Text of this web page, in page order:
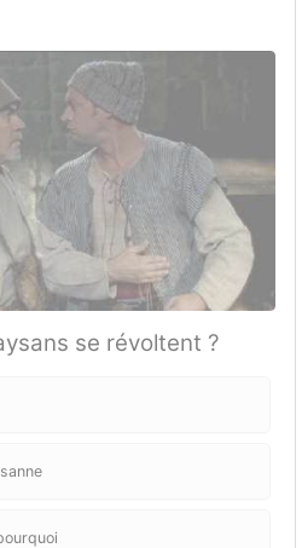
se révoltent ?